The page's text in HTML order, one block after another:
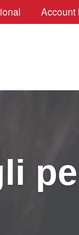
Account